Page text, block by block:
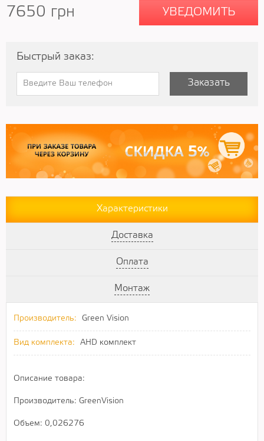
7650 грн УВЕДОМИТЬ
Быстрый заказ:
Заказать
Характеристики
Доставка
Оплата
Монтаж
Производитель: Green Vision
Вид комплекта: AHD комплект
Описание товара:
Производитель: GreenVision
Объем: 0,026276